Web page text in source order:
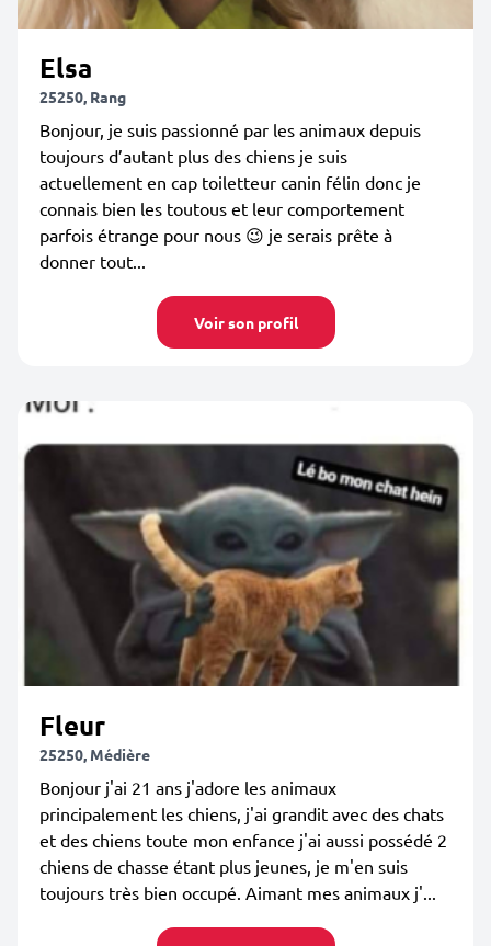
Elsa
25250, Rang
Bonjour, je suis passionné par les animaux depuis
toujours d’autant plus des chiens je suis
actuellement en cap toiletteur canin félin donc je
connais bien les toutous et leur comportement
parfois étrange pour nous 😉 je serais prête à
donner tout...
Voir son profil
Fleur
25250, Médière
Bonjour j'ai 21 ans j'adore les animaux
principalement les chiens, j'ai grandit avec des chats
et des chiens toute mon enfance j'ai aussi possédé 2
chiens de chasse étant plus jeunes, je m'en suis
toujours très bien occupé. Aimant mes animaux j'...